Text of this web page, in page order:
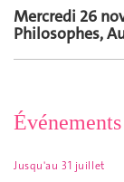
Mercredi 26
Philosophes,
Événements
Jusqu'au 31 juillet